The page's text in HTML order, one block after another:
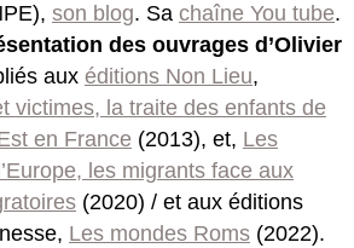
son blog. Sa chaîne You tube.
des ouvrages d’Olivier
aux éditions Non Lieu,
victimes, la traite des enfants de
en France (2013), et, Les
les migrants face aux
(2020) / et aux éditions
Les mondes Roms (2022).